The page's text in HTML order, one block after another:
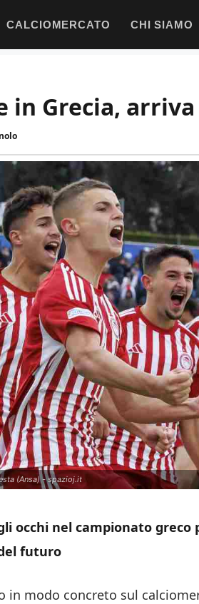
CALCIOMERCATO CHI SIAMO
in Grecia,
(Ansa) - spazioj.it
occhi nel campionato greco
futuro
in modo concreto sul